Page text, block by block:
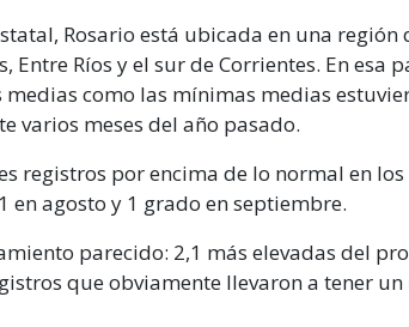
Rosario está ubicada en una región
Entre Ríos y el sur de Corrientes. En esa
como las mínimas medias
varios meses del año pasado.
registros por encima de lo normal en los
en agosto y 1 grado en septiembre.
parecido: 2,1 más elevadas del
que obviamente llevaron a tener